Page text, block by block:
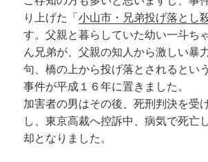
り上げた「小山市・兄弟投げ落とし
す。父親と暮らしていた幼い一斗ち
ん兄弟が、父親の知人から激しい暴
句、橋の上から投げ落とされるとい
事件が平成１６年に置きました。
加害者の男はその後、死刑判決を受
し、東京高裁へ控訴中、病気で死亡
却となりました。